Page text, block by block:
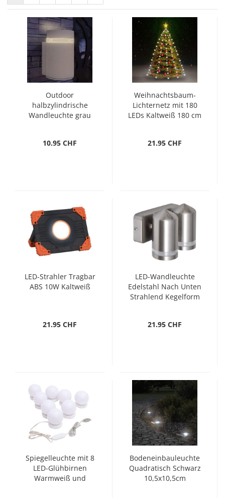
Outdoor
halbzylindrische
Wandleuchte grau
10.95 CHF
Weihnachtsbaum-
Lichternetz mit 180
LEDs Kaltweiß 180 cm
21.95 CHF
LED-Strahler Tragbar
ABS 10W Kaltweiß
21.95 CHF
LED-Wandleuchte
Edelstahl Nach Unten
Strahlend Kegelform
21.95 CHF
Spiegelleuchte mit 8
LED-Glühbirnen
Warmweiß und
Bodeneinbauleuchte
Quadratisch Schwarz
10,5x10,5cm